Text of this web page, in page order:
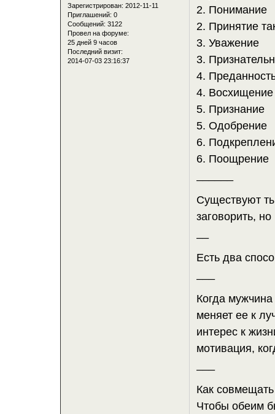
Зарегистрирован: 2012-11-11
Приглашений: 0
Сообщений: 3122
Провел на форуме:
25 дней 9 часов
Последний визит:
2014-07-03 23:16:37
2. Понимание
2. Принятие
3. Уважение
3.
4.
4. Восхищение
5. Признание
5. Одобрение
6.
6. Поощрение
Существуют
заговорить,
Есть два
Когда
меняет ее к
интерес к
мотивация,
Как
Чтобы обеим